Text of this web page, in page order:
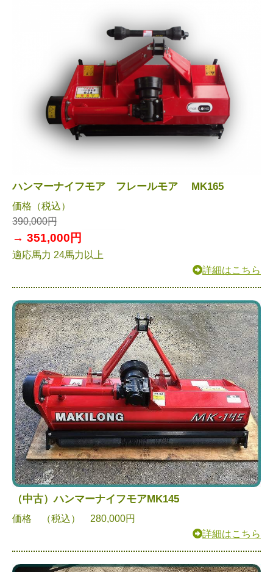
ハンマーナイフモア フレールモア MK165
価格（税込）
390,000円
→ 351,000円
適応馬力 24馬力以上
詳細はこちら
（中古）ハンマーナイフモアMK145
価格 （税込） 280,000円
詳細はこちら